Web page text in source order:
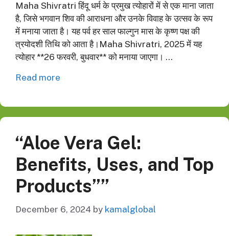
Maha Shivratri हिंदू धर्म के प्रमुख त्योहारों में से एक माना जाता
है, जिसे भगवान शिव की आराधना और उनके विवाह के उत्सव के रूप
में मनाया जाता है। यह पर्व हर साल फाल्गुन मास के कृष्ण पक्ष की
त्रयोदशी तिथि को आता है।Maha Shivratri, 2025 में यह
त्योहार **26 फरवरी, बुधवार** को मनाया जाएगा। …
Read more
“Aloe Vera Gel:
Benefits, Uses, and Top
Products””
December 6, 2024 by kamalglobal